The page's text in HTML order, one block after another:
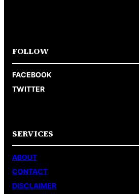
FOLLOW
FACEBOOK
TWITTER
SERVICES
ABOUT
CONTACT
DISCLAIMER